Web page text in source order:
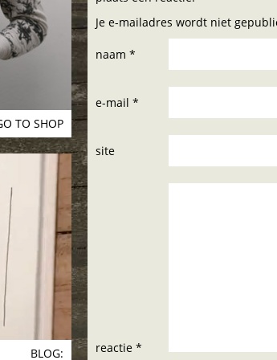
TO SHOP
BLOG:
Je e-mailadres wordt niet
naam *
e-mail *
site
reactie *